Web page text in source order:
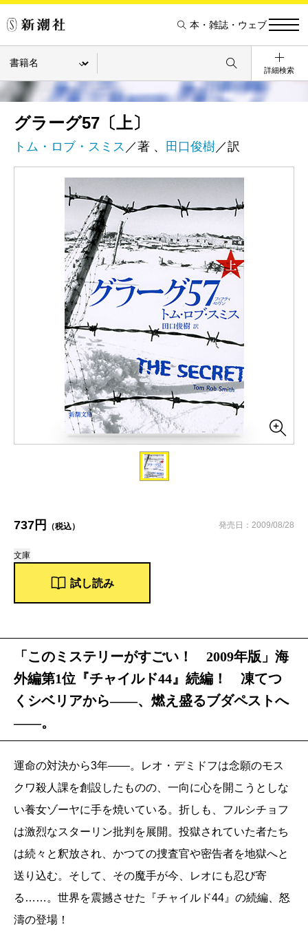
本・雑誌・ウェブ
詳細検索
グラーグ57〔上〕
トム・ロブ・スミス ／著 、 田口俊樹／訳
737円 （税込） 発売日：2009/08/28
文庫
試し読み
「このミステリーがすごい！ 2009年版」海
外編第1位『チャイルド44』続編！ 凍てつ
くシベリアから――、燃え盛るブダペストへ
――。
運命の対決から3年――。レオ・デミドフは念願のモス
クワ殺人課を創設したものの、一向に心を開こうとしな
い養女ゾーヤに手を焼いている。折しも、フルシチョフ
は激烈なスターリン批判を展開。投獄されていた者たち
は続々と釈放され、かつての捜査官や密告者を地獄へと
送り込む。そして、その魔手が今、レオにも忍び寄
る……。世界を震撼させた『チャイルド44』の続編、怒
濤の登場！